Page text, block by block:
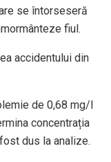
se întorseseră
fiul.
accidentului din
de 0,68 mg/l
concentrația
dus la analize.